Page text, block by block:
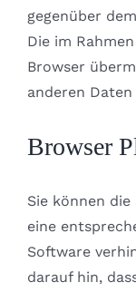
gegenüber
Die im
Browser
anderen
Browser
Sie können
eine
Software
darauf hin,